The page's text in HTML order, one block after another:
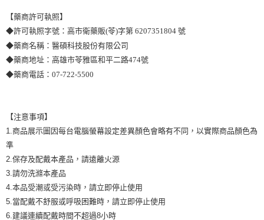
【藥商許可執照】
◆許可執照字號：高市衛藥販(苓)字第 6207351804 號
◆藥商名稱：醫碩科技股份有限公司
◆藥商地址：高雄市苓雅區和平二路474號
◆藥商電話：07-722-5500
【注意事項】
1.商品展示圖因每台電腦螢幕設定差異顏色會略有不同，以實際商品顏色為
準
2.保存及配戴本產品，請遠離火源
3.請勿洗滌本產品
4.本品受潮或受污染時，請立即停止使用
5.當配戴不舒服或呼吸困難時，請立即停止使用
6.建議連續配戴時間不超過8小時